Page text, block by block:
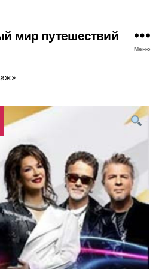
мир путешествий
Меню